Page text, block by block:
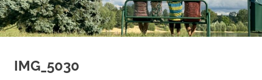
IMG_5030